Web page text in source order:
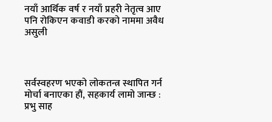
नयाँ आर्थिक वर्ष र नयाँ प्रहरी नेतृत्व आए
पनि रोकिएन कवाडी करको नाममा अवैध
असुली
सर्वस्वहरण भएको लोकतन्त्र स्थापित गर्न
मोर्चा बनाएका हौं, सहकार्य लामो जान्छ :
प्रभु साह